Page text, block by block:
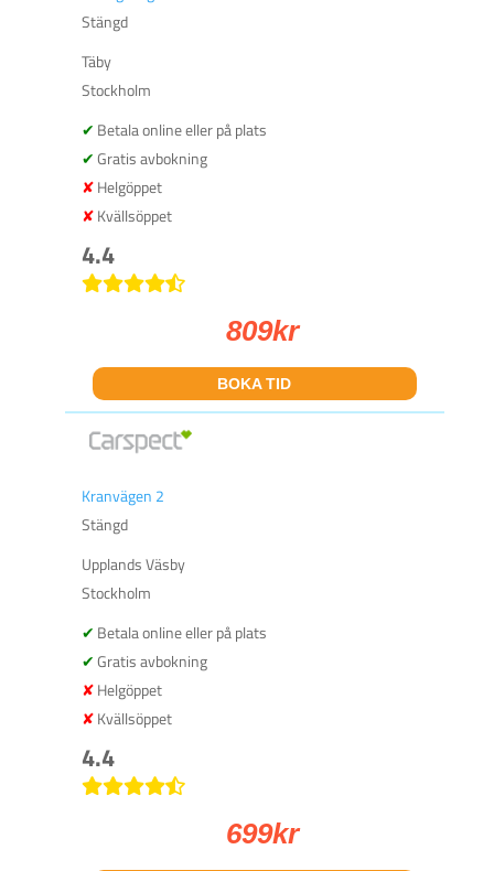
Stängd
Täby
Stockholm
Betala online eller på plats
Gratis avbokning
Helgöppet
Kvällsöppet
4.4
809kr
BOKA TID
Kranvägen 2
Stängd
Upplands Väsby
Stockholm
Betala online eller på plats
Gratis avbokning
Helgöppet
Kvällsöppet
4.4
699kr